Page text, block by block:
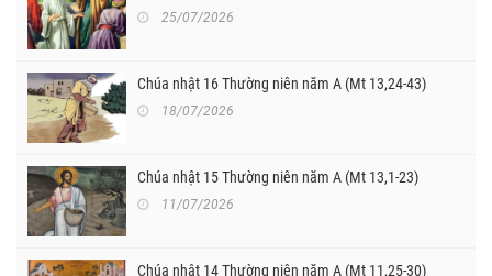
25/07/2026
Chúa nhật 16 Thường niên năm A (Mt 13,24-43)
18/07/2026
Chúa nhật 15 Thường niên năm A (Mt 13,1-23)
11/07/2026
Chúa nhật 14 Thường niên năm A (Mt 11,25-30)